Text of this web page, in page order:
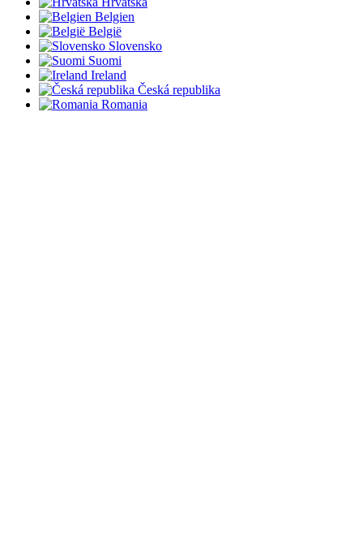
Belgien
België
Slovensko
Suomi
Ireland
Česká republika
Romania